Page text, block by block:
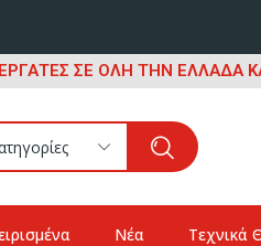
ΣΕ ΟΛΗ ΤΗΝ ΕΛΛΑΔΑ
Νέα Τεχνικά